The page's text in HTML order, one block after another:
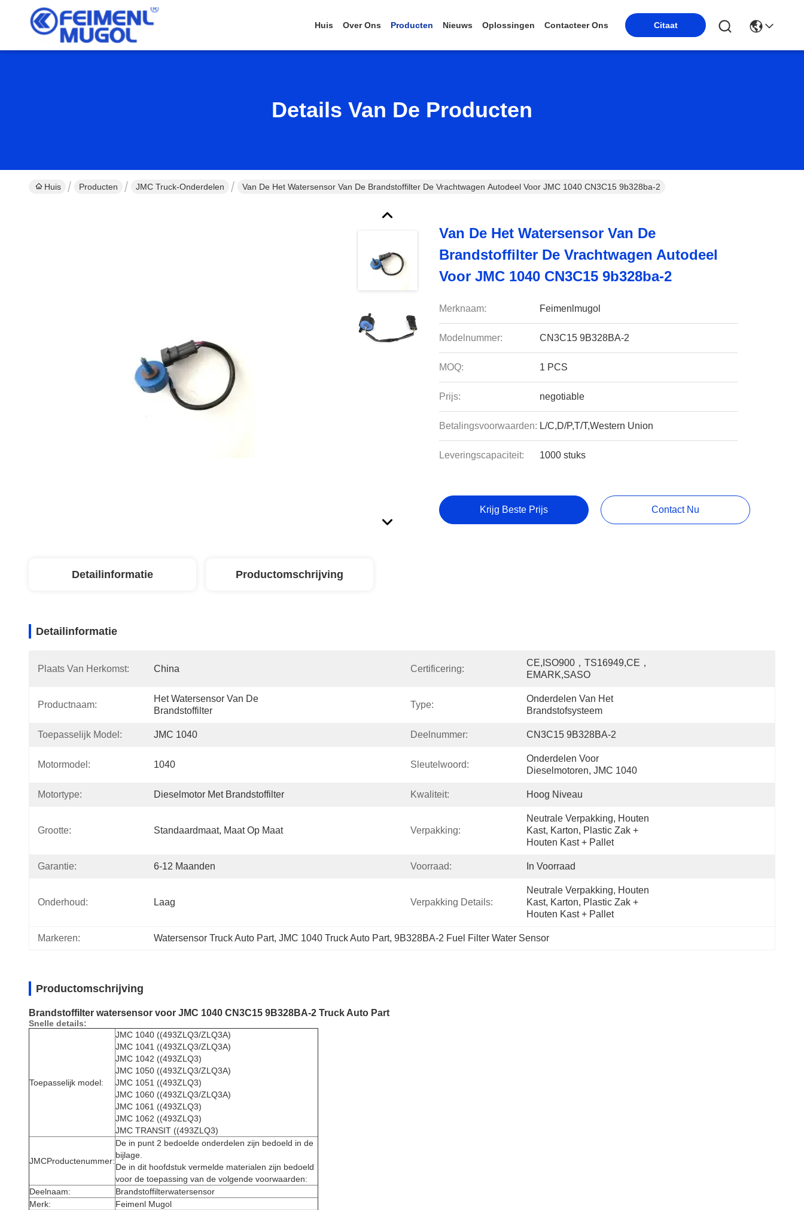
Huis Over Ons Producten Nieuws Oplossingen Contacteer Ons Citaat
Details Van De Producten
Huis Producten JMC Truck-Onderdelen Van De Het Watersensor Van De Brandstoffilter De Vrachtwagen Autodeel Voor JMC 1040 CN3C15 9b328ba-2
Van De Het Watersensor Van De
Brandstoffilter De Vrachtwagen Autodeel
Voor JMC 1040 CN3C15 9b328ba-2
Merknaam: Feimenlmugol
Modelnummer: CN3C15 9B328BA-2
MOQ: 1 PCS
Prijs: negotiable
Betalingsvoorwaarden: L/C,D/P,T/T,Western Union
Leveringscapaciteit: 1000 stuks
Krijg Beste Prijs Contact Nu
Detailinformatie Productomschrijving
Detailinformatie
Plaats Van Herkomst: China Certificering:
CE,ISO900，TS16949,CE，
EMARK,SASO
Productnaam:
Het Watersensor Van De
Brandstoffilter
Type:
Onderdelen Van Het
Brandstofsysteem
Toepasselijk Model: JMC 1040 Deelnummer: CN3C15 9B328BA-2
Motormodel: 1040 Sleutelwoord:
Onderdelen Voor
Dieselmotoren, JMC 1040
Motortype: Dieselmotor Met Brandstoffilter Kwaliteit: Hoog Niveau
Grootte: Standaardmaat, Maat Op Maat Verpakking:
Neutrale Verpakking, Houten
Kast, Karton, Plastic Zak +
Houten Kast + Pallet
Garantie: 6-12 Maanden Voorraad: In Voorraad
Onderhoud: Laag Verpakking Details:
Neutrale Verpakking, Houten
Kast, Karton, Plastic Zak +
Houten Kast + Pallet
Markeren: Watersensor Truck Auto Part, JMC 1040 Truck Auto Part, 9B328BA-2 Fuel Filter Water Sensor
Productomschrijving
Brandstoffilter watersensor voor JMC 1040 CN3C15 9B328BA-2 Truck Auto Part
Snelle details:
Toepasselijk model:
JMC 1040 ((493ZLQ3/ZLQ3A)
JMC 1041 ((493ZLQ3/ZLQ3A)
JMC 1042 ((493ZLQ3)
JMC 1050 ((493ZLQ3/ZLQ3A)
JMC 1051 ((493ZLQ3)
JMC 1060 ((493ZLQ3/ZLQ3A)
JMC 1061 ((493ZLQ3)
JMC 1062 ((493ZLQ3)
JMC TRANSIT ((493ZLQ3)
JMCProductenummer:
De in punt 2 bedoelde onderdelen zijn bedoeld in de
bijlage.
De in dit hoofdstuk vermelde materialen zijn bedoeld
voor de toepassing van de volgende voorwaarden:
Deelnaam:
Brandstoffilterwatersensor
Merk:
Feimenl Mugol